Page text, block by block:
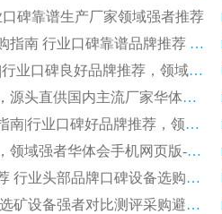
碑靠谱生产厂家领域强者推荐
2026 高精度粉料磁选机头部厂家选购指南 行业口碑靠谱品牌推荐 领域强者华体会手机网页版-华体会(中国) 解析
2026 CTB 湿式永磁磁选机选购指南|行业口碑良好品牌推荐，领域强者华体会手机网页版-华体会(中国)
2026 尾矿磁选机行业口碑领域强者，源头直供国内主流厂家华体会手机网页版-华体会(中国) 一站式服务
2026 国内主流铁矿磁选机厂家选购指南|行业口碑好品牌推荐，领域强者华体会手机网页版-华体会(中国)
2026 铁矿磁选机靠谱厂家选购指南，领域强者华体会手机网页版-华体会(中国) 铁矿磁选机性价比高
2026 选矿老板必看永磁筒磁选机推荐 行业头部品牌口碑设备选购全攻略
2026 高分永磁筒式磁选机品牌推荐 选矿设备强者对比测评采购避坑全攻略